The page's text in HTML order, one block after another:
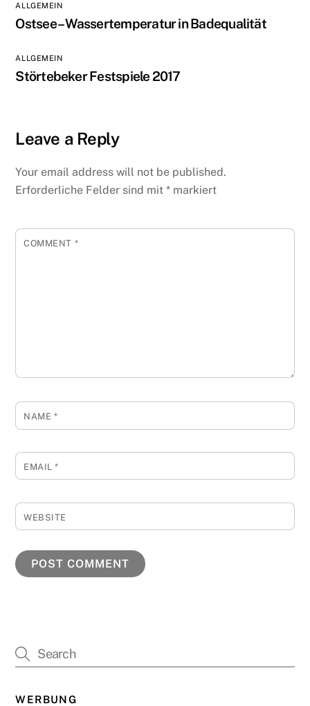
ALLGEMEIN
Ostsee – Wassertemperatur in Badequalität
ALLGEMEIN
Störtebeker Festspiele 2017
Leave a Reply
Your email address will not be published.
Erforderliche Felder sind mit* markiert
COMMENT *
NAME *
EMAIL*
WEBSITE
WERBUNG